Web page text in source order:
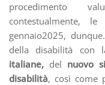
procedimento
contestualmente,
gennaio2025,
della disabilità
italiane, del nuovo
disabilità, così come